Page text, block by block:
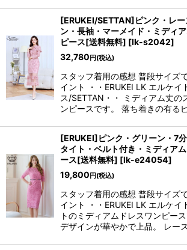
[ERUKEI/SETTAN]ピンク・レ
ン・長袖・マーメイド・ミディ
ピース[送料無料] [lk-s2042]
32,780 円 (税込)
スタッフ着用の感想 普段サイズ
イント ・・ERUKEI LK エルケイ
ス/SETTAN・・ ミディアム丈の
ンピースです。 落ち着きの有る
[ERUKEI]ピンク・グリーン・7
タイト・ベルト付き・ミディア
ース[送料無料] [lk-e24054]
19,800 円 (税込)
スタッフ着用の感想 普段サイズ
イント ・・ERUKEI LK エルケイ
トのミディアムドレスワンピー
デザインが華やかで上品。 レー